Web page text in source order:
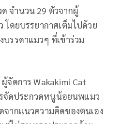
จำนวน 29 ตัวจากผู้
ดยบรรยากาศเต็มไปด้วย
รรดาแมวๆ ที่เข้าร่วม
จัดการ Wakakimi Cat
รจัดประกวดหนูน้อยนพแมว
จากแนวความคิดของตนเอง